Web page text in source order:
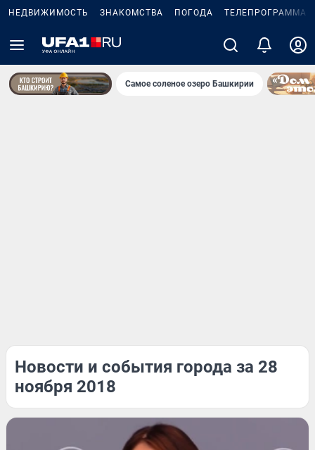
НЕДВИЖИМОСТЬ ЗНАКОМСТВА ПОГОДА ТЕЛЕПРОГРАММА
Самое соленое озеро Башкирии
Новости и события города за 28
ноября 2018